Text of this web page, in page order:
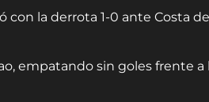
con la derrota 1-0 ante Costa
empatando sin goles frente